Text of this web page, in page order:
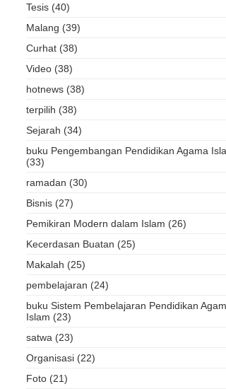
Tesis (40)
Malang (39)
Curhat (38)
Video (38)
hotnews (38)
terpilih (38)
Sejarah (34)
buku Pengembangan Pendidikan Agama
(33)
ramadan (30)
Bisnis (27)
Pemikiran Modern dalam Islam (26)
Kecerdasan Buatan (25)
Makalah (25)
pembelajaran (24)
buku Sistem Pembelajaran Pendidikan
Islam (23)
satwa (23)
Organisasi (22)
Foto (21)